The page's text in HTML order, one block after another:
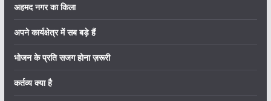
अहमद नगर का किला
अपने कार्यक्षेत्र में सब बड़े हैं
भोजन के प्रति सजग होना ज़रूरी
कर्तव्य क्या है